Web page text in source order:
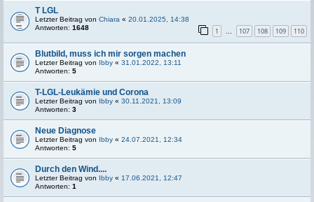
T LGL
Letzter Beitrag von Chiara « 20.01.2025, 14:38
Antworten: 1648 1 … 107 108 109 110
Blutbild, muss ich mir sorgen machen
Letzter Beitrag von Ibby « 31.01.2022, 13:11
Antworten: 5
T-LGL-Leukämie und Corona
Letzter Beitrag von Ibby « 30.11.2021, 13:09
Antworten: 3
Neue Diagnose
Letzter Beitrag von Ibby « 24.07.2021, 12:34
Antworten: 5
Durch den Wind....
Letzter Beitrag von Ibby « 17.06.2021, 12:47
Antworten: 1